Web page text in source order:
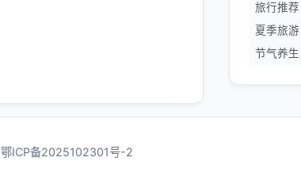
旅行推荐
夏季旅游
节气养生
鄂ICP备2025102301号-2